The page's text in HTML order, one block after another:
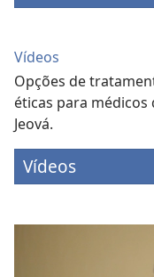
Vídeos
Opções de
éticas para
Jeová.
Vídeos